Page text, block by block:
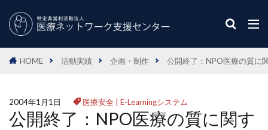
HOME 活動実績 企画・制作 公開終了：NPO医療の質に
2004年1月1日 医療安全 E-Learningシステム
公開終了：NPO医療の質に関す